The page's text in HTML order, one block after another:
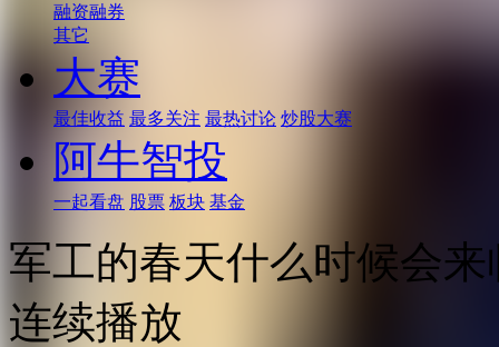
融资融券
其它
大赛
最佳收益 最多关注 最热讨论 炒股大赛
阿牛智投
一起看盘 股票 板块 基金
军工的春天什么时候会来
连续播放